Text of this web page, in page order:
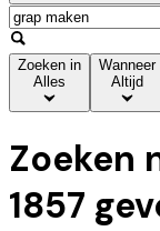
Zoeken in
Alles
Wanneer
Altijd
Zoeken
1857